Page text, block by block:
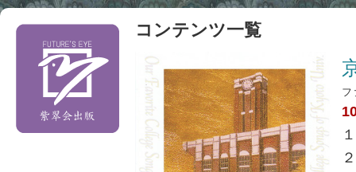
コンテンツ一覧
フ